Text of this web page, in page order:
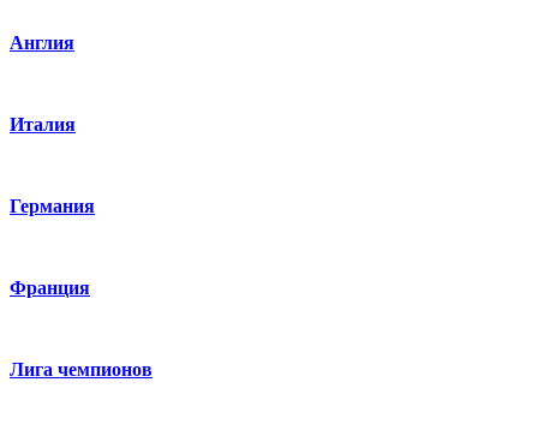
Англия
Италия
Германия
Франция
Лига чемпионов